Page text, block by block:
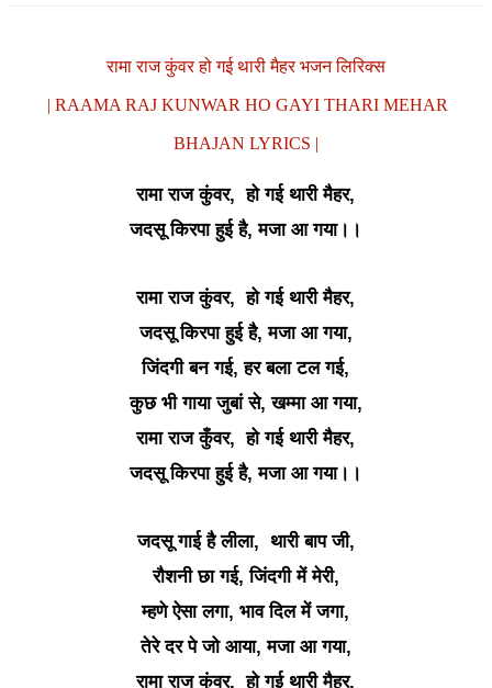
रामा राज कुंवर हो गई थारी मैहर भजन लिरिक्स
| RAAMA RAJ KUNWAR HO GAYI THARI MEHAR
BHAJAN LYRICS |
रामा राज कुंवर, हो गई थारी मैहर,
जदसू किरपा हुई है, मजा आ गया।।
रामा राज कुंवर, हो गई थारी मैहर,
जदसू किरपा हुई है, मजा आ गया,
जिंदगी बन गई, हर बला टल गई,
कुछ भी गाया जुबां से, खम्मा आ गया,
रामा राज कुँवर, हो गई थारी मैहर,
जदसू किरपा हुई है, मजा आ गया।।
जदसू गाई है लीला, थारी बाप जी,
रौशनी छा गई, जिंदगी में मेरी,
म्हणे ऐसा लगा, भाव दिल में जगा,
तेरे दर पे जो आया, मजा आ गया,
रामा राज कुंवर, हो गई थारी मैहर,